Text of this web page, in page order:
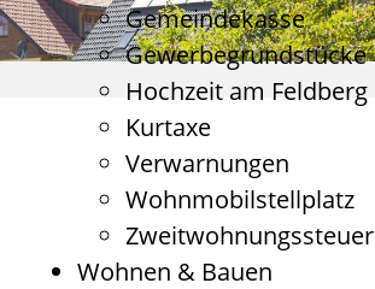
Gemeindekasse
Gewerbegrundstücke
Hochzeit am Feldberg
Kurtaxe
Verwarnungen
Wohnmobilstellplatz
Zweitwohnungssteuer
Wohnen & Bauen